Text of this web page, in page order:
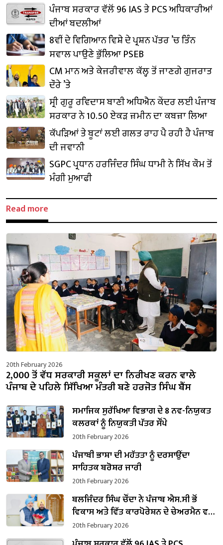
ਪੰਜਾਬ ਸਰਕਾਰ ਵੱਲੋਂ 96 IAS ਤੇ PCS ਅਧਿਕਾਰੀਆਂ
ਦੀਆਂ ਬਦਲੀਆਂ
8ਵੀਂ ਦੇ ਵਿਗਿਆਨ ਵਿਸ਼ੇ ਦੇ ਪ੍ਰਸ਼ਨ ਪੱਤਰ ’ਚ ਤਿੰਨ
ਸਵਾਲ ਪਾਉਣੇ ਭੁੱਲਿਆ PSEB
CM ਮਾਨ ਅਤੇ ਕੇਜਰੀਵਾਲ ਕੱਲ੍ਹ ਤੋਂ ਜਾਣਗੇ ਗੁਜਰਾਤ
ਦੌਰੇ ’ਤੇ
ਸ੍ਰੀ ਗੁਰੂ ਰਵਿਦਾਸ ਬਾਣੀ ਅਧਿਐਨ ਕੇਂਦਰ ਲਈ ਪੰਜਾਬ
ਸਰਕਾਰ ਨੇ 10.50 ਏਕੜ ਜ਼ਮੀਨ ਦਾ ਕਬਜ਼ਾ ਲਿਆ
ਕੱਪੜਿਆਂ ਤੇ ਬੂਟਾਂ ਲਈ ਗਲਤ ਰਾਹ ਪੈ ਰਹੀ ਹੈ ਪੰਜਾਬ
ਦੀ ਜਵਾਨੀ
SGPC ਪ੍ਰਧਾਨ ਹਰਜਿੰਦਰ ਸਿੰਘ ਧਾਮੀ ਨੇ ਸਿੱਖ ਕੌਮ ਤੋਂ
ਮੰਗੀ ਮੁਆਫੀ
Read more
20th February 2026
2,000 ਤੋਂ ਵੱਧ ਸਰਕਾਰੀ ਸਕੂਲਾਂ ਦਾ ਨਿਰੀਖਣ ਕਰਨ ਵਾਲੇ
ਪੰਜਾਬ ਦੇ ਪਹਿਲੇ ਸਿੱਖਿਆ ਮੰਤਰੀ ਬਣੇ ਹਰਜੋਤ ਸਿੰਘ ਬੈਂਸ
ਸਮਾਜਿਕ ਸੁਰੱਖਿਆ ਵਿਭਾਗ ਦੇ 8 ਨਵ-ਨਿਯੁਕਤ
ਕਲਰਕਾਂ ਨੂੰ ਨਿਯੁਕਤੀ ਪੱਤਰ ਸੌਂਪੇ
20th February 2026
ਪੰਜਾਬੀ ਭਾਸ਼ਾ ਦੀ ਮਹੱਤਤਾ ਨੂੰ ਦਰਸਾਉਂਦਾ
ਸਾਹਿਤਕ ਬਰੋਸ਼ਰ ਜਾਰੀ
20th February 2026
ਬਲਜਿੰਦਰ ਸਿੰਘ ਚੌਂਦਾ ਨੇ ਪੰਜਾਬ ਐਸ.ਸੀ ਭੋਂ
ਵਿਕਾਸ ਅਤੇ ਵਿੱਤ ਕਾਰਪੋਰੇਸ਼ਨ ਦੇ ਚੇਅਰਮੈਨ ਵਜੋਂ
ਸੰਭਾਲਿਆ ਕਾਰਜਭਾਰ
20th February 2026